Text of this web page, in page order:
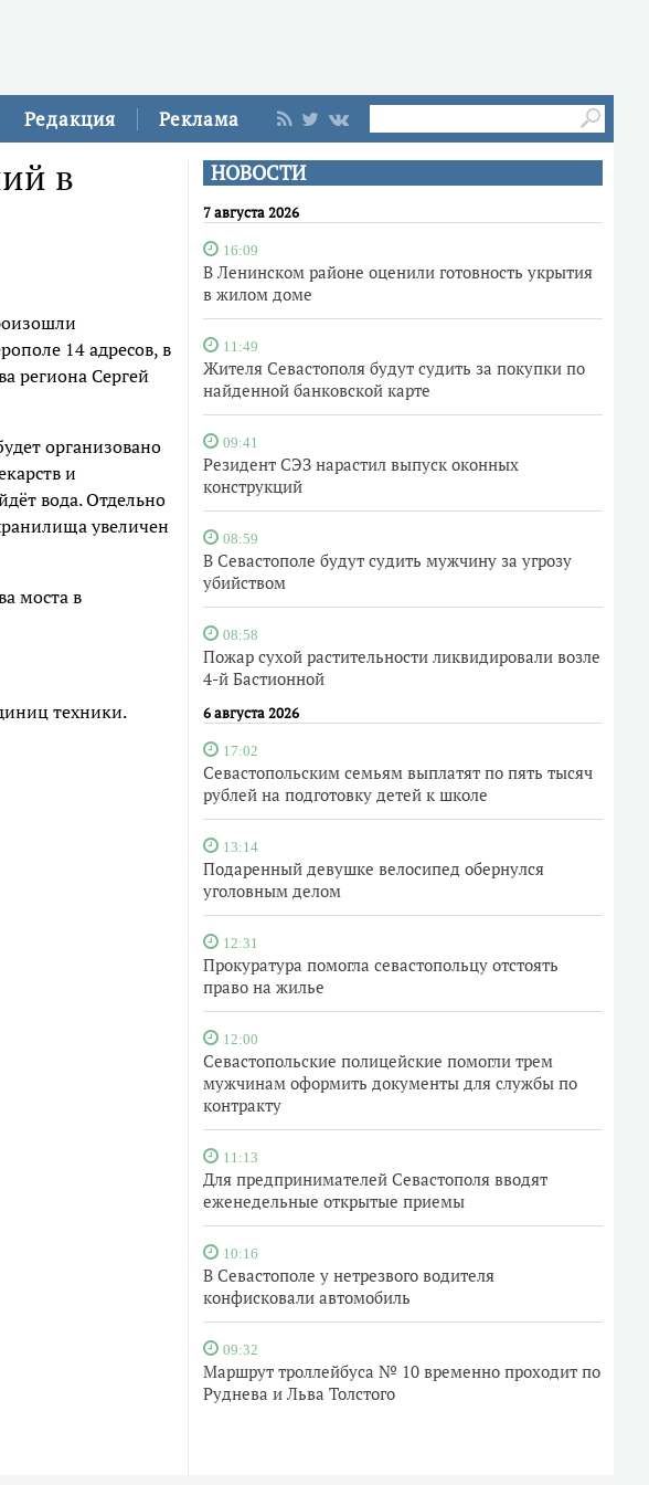
Редакция Реклама
НОВОСТИ
7 августа 2026
16:09
В Ленинском районе оценили готовность укрытия
в жилом доме
11:49
Жителя Севастополя будут судить за покупки по
найденной банковской карте
09:41
Резидент СЭЗ нарастил выпуск оконных
конструкций
08:59
В Севастополе будут судить мужчину за угрозу
убийством
08:58
Пожар сухой растительности ликвидировали возле
4-й Бастионной
6 августа 2026
17:02
Севастопольским семьям выплатят по пять тысяч
рублей на подготовку детей к школе
13:14
Подаренный девушке велосипед обернулся
уголовным делом
12:31
Прокуратура помогла севастопольцу отстоять
право на жилье
12:00
Севастопольские полицейские помогли трем
мужчинам оформить документы для службы по
контракту
11:13
Для предпринимателей Севастополя вводят
еженедельные открытые приемы
10:16
В Севастополе у нетрезвого водителя
конфисковали автомобиль
09:32
Маршрут троллейбуса № 10 временно проходит по
Руднева и Льва Толстого
в
14 адресов, в
региона Сергей
организовано
и
вода. Отдельно
увеличен
моста в
техники.